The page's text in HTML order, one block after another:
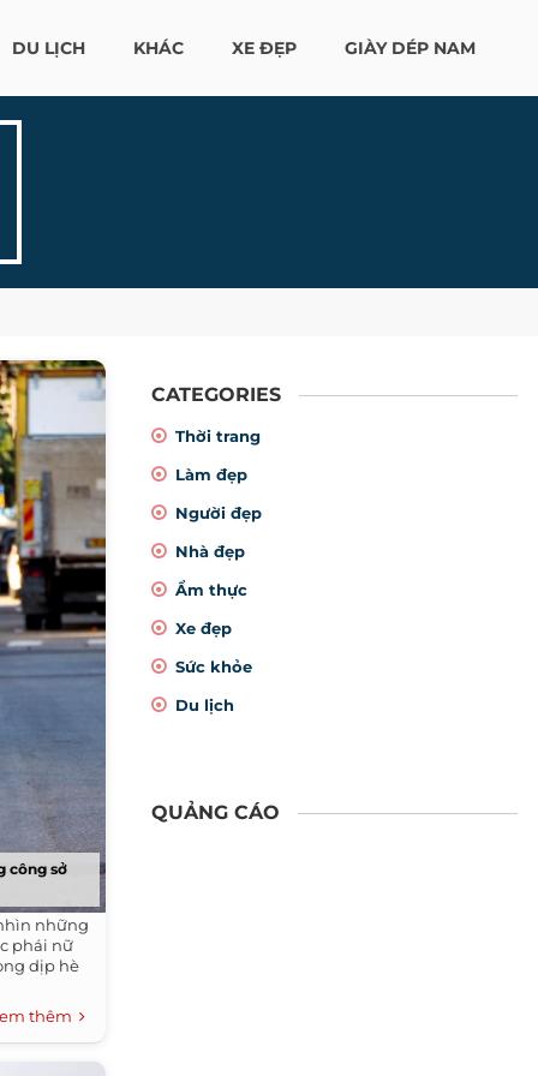
DU LỊCH KHÁC XE ĐẸP GIÀY DÉP NAM
công sở
những
phái nữ
dịp hè
thêm
CATEGORIES
Thời trang
Làm đẹp
Người đẹp
Nhà đẹp
Ẩm thực
Xe đẹp
Sức khỏe
Du lịch
QUẢNG CÁO